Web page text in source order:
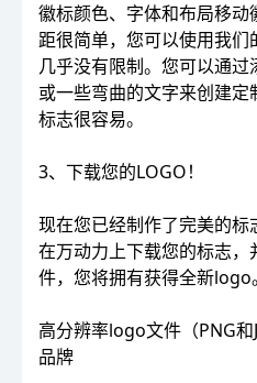
徽标颜色、字体和布局移
距很简单，您可以使用我
几乎没有限制。您可以通
或一些弯曲的文字来创建
标志很容易。
3、下载您的LOGO！
现在您已经制作了完美的标
在万动力上下载您的标志
件，您将拥有获得全新logo。
高分辨率logo文件（PNG
品牌